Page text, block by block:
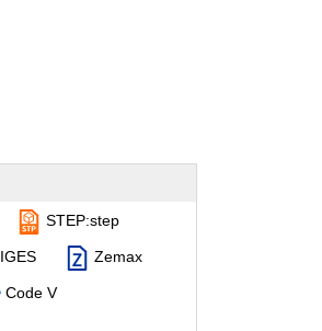
STEP:step
IGES Zemax
Code V